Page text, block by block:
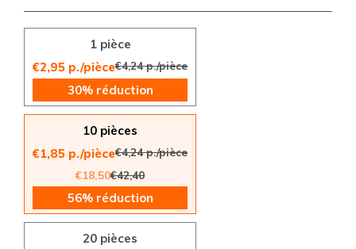
1 pièce
€2,95 p./pièce€4,24 p./pièce
30% réduction
10 pièces
€1,85 p./pièce€4,24 p./pièce
€18,50€42,40
56% réduction
20 pièces